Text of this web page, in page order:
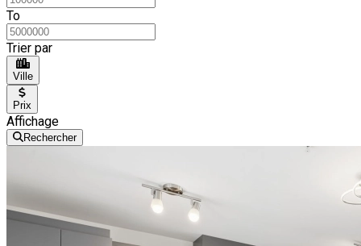
To
Trier par
Ville
Prix
Affichage
Rechercher